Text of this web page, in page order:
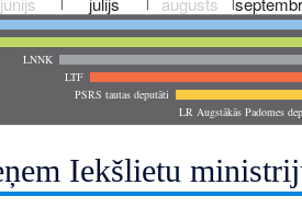
LNNK
LTF
PSRS tautas deputāti
LR Augstākās Padomes
Iekšlietu